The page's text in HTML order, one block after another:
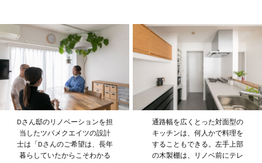
Dさん邸のリノベーションを担
当したツバメクエイツの設計
士は「Dさんのご希望は、長年
暮らしていたからこそわかる
通路幅を広くとった対面型の
キッチンは、何人かで料理を
することもできる。左手上部
の木製棚は、リノベ前にテレ